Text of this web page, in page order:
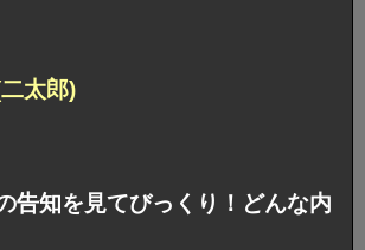
太郎)
告知を見てびっくり！どんな内